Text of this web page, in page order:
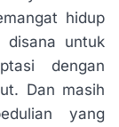
hidup
disana untuk
dengan
Dan masih
yang